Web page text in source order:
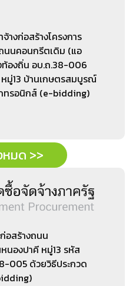
างก่อสร้างโครงการ
นนคอนกรีตเดิม (แอ
องถิ่น อบ.ถ.38-006
มู่13 บ้านเกษตรสมบูรณ์
ทรอนิกส์ (e-bidding)
มด >>
อสร้างถนน
นองปาคี หมู่13 รหัส
005 ด้วยวิธีประกวด